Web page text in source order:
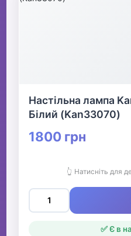
Настільна лампа
Білий (Kan33070)
1800 грн
👆 Натисніть для
✅ Є в